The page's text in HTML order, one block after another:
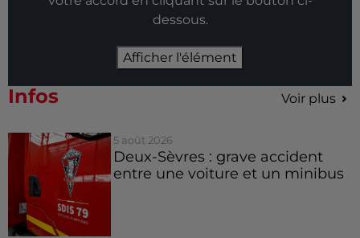
dessous.
Afficher l'élément
Infos Voir plus
5 août 2026
Deux-Sèvres : grave accident
entre une voiture et un minibus